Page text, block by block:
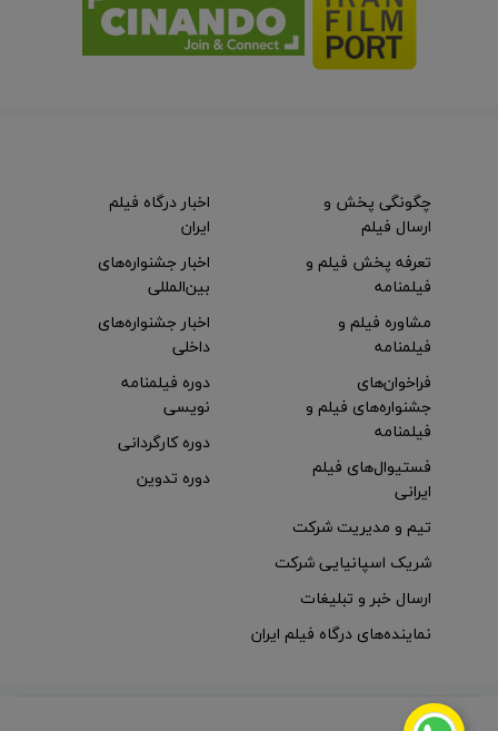
چگونگی پخش و
ارسال فیلم
تعرفه پخش فیلم و
فیلمنامه
مشاوره فیلم و
فیلمنامه
اخبار درگاه فیلم
ایران
اخبار جشنواره‌های
بین‌المللی
اخبار جشنواره‌های
داخلی
فراخوان‌های
جشنواره‌های فیلم و
فیلمنامه
فستیوال‌های فیلم
ایرانی
دوره فیلمنامه
نویسی
دوره کارگردانی
دوره تدوین
تیم و مدیریت شرکت
شریک اسپانیایی شرکت
ارسال خبر و تبلیغات
نماینده‌های درگاه فیلم ایران